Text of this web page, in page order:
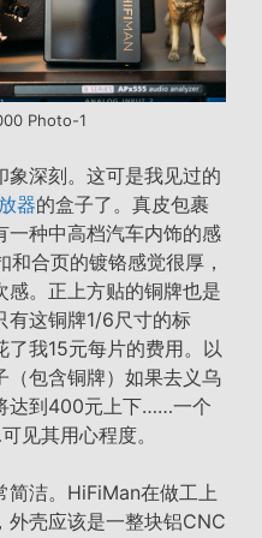
Photo-1
象深刻。这可是我见过的
器的盒子了。真皮包裹
一种中高档汽车内饰的感
合页的镀铬感觉很厚，
感。正上方贴的铜牌也是
有这铜牌1/6尺寸的标
了我15元每片的费用。以
（包含铜牌）如果去义乌
达到400元上下……一个
见其用心程度。
简洁。HiFiMan在做工上
外壳应该是一整块铝CNC